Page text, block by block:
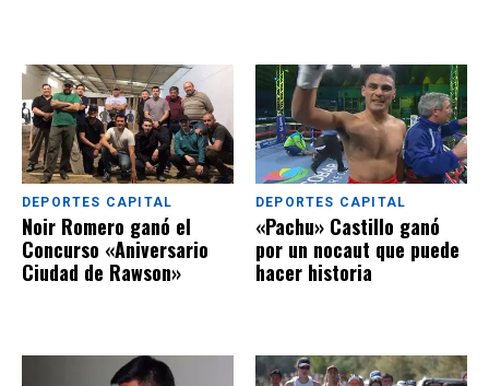
DEPORTES CAPITAL
Noir Romero ganó el
Concurso «Aniversario
Ciudad de Rawson»
DEPORTES CAPITAL
«Pachu» Castillo ganó
por un nocaut que puede
hacer historia